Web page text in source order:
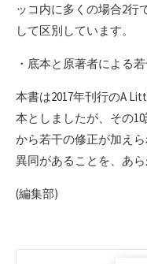
ッコ内に多くの場合2行
して区別しています。
・底本と原著者による
本書は2017年刊行のA
本としましたが、その
から若干の修正が加え
異同があることを、あ
(編集部)